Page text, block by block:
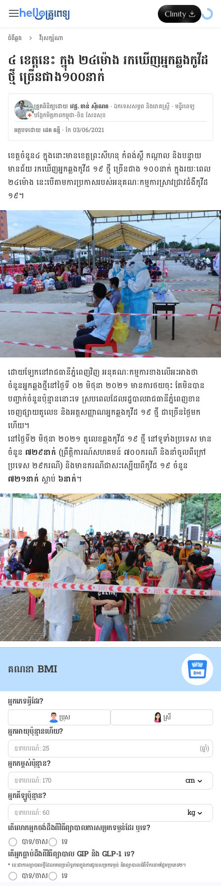
ជំងឺឆ្លង វីរុសកូរ៉ូណា
៤ ខេត្តនេះ ក្នុង ២៤ម៉ោង រកឃើញអ្នកឆ្លងកូវីដ
ថ្មី ច្រើនជាង១០០នាក់
ត្រួតពិនិត្យដោយ វេជ្ជ. ចាន់ ស៊ីណេត ·ឯកទេសសម្ភព និងរោគស្ត្រី ·ម​ន្ទីរពេទ្យ
បង្អែកមិត្តភាពកម្ពុជា-ចិន សែនសុខ
អត្ថបទ​ដោយ ដេត ធន្នី ·កែ 03/06/2021
ខេត្តចំនួន៤ ក្នុង​នោះ​មាន​ខេត្ត​ព្រះសីហនុ កំពង់ស្ពឺ កណ្ដាល និង​បន្ទាយ
មានជ័យ រក​ឃើញ​អ្នក​ឆ្លង​កូវីដ ១៩ ថ្មី ច្រើន​ជាង ១០០នាក់ ក្នុង​រយៈពេល
២៤ម៉ោង នេះ​បើ​តាម​ការ​ប្រកាស​របស់​អនុគណៈកម្មការ​ស្រាវជ្រាវ​ជំងឺ​កូវីដ
១៩។
ដោយឡែក​នៅ​រាជធានី​ភ្នំពេញ​វិញ អនុ​គណៈកម្មការ​ខាងលើ​អះអាង​ថា
ចំនួន​អ្នក​ឆ្លង​​ថ្មីនៅ​ថ្ងៃទី ០២ មិថុនា ២០២១ មាន​ការ​ថយចុះ តែ​មិន​បាន
បញ្ជាក់​ចំនួន​ប៉ុន្មាន​នោះ​ទេ ស្រប​ពេល​ដែល​រដ្ឋបាល​រាជធានី​ភ្នំពេញ​ខាន​
ចេញ​ផ្សាយ​តួលេខ និង​អត្ត​សញ្ញាណ​អ្នក​ឆ្លង​កូវីដ ១៩ ថ្មី ជា​ច្រើន​ថ្ងៃ​មក
ហើយ។
នៅ​ថ្ងៃទី២ មិថុនា ២០២១ តួលេខ​​ឆ្លង​​កូវីដ ១៩ ថ្មី នៅ​​ទូទាំង​ប្រទេស មាន​​
ចំនួន ៧២៩នាក់ (​ព្រឹត្តិការណ៍​សហគមន៍ ៧០០ករណី និង​នាំ​ចូល​ពី​ក្រៅ
ប្រទេស ២៩ករណី) និង​​មាន​​ករណី​​ជា​សះស្បើយ​​ពី​​កូវីដ ១៩ ចំនួន
៧២១នាក់ ស្លាប់ ៦នាក់។
គណនា BMI
អ្នកភេទអ្វីដែរ?
ប្រុស ស្រី
អ្នកអាយុប៉ុន្មានហើយ?
(ឆ្នាំ)
អ្នកកម្ពស់ប៉ុន្មាន?
cm
អ្នកគីឡូប៉ុន្មាន?
kg
តើលោកអ្នកចង់ដឹង​ពីវិធីព្យាបាលការសម្រកទម្ងន់ដែរ ឬទេ?
បាទ/ចាស
ទេ
តើអ្នកធ្លាប់ដឹងពីវិធីព្យាបាល GIP និង GLP-1 ទេ?
* នេះ​ជា​ការ​ព្យា​បាល​ថ្មីដែល​​មាន​ប្រសិទ្ធ​ភាព​ក្នុង​ការ​ជួយ​សម្រក​ទម្ងន់ និង​ព្យា​បាល​ជំ​ងឺ​ទឹក​នោម​ផ្អែម​ប្រភេទ២។
បាទ/ចាស ទេ